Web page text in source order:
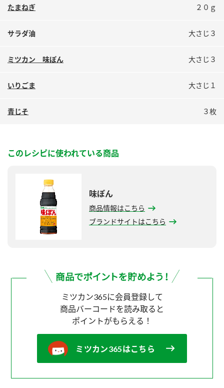
人気商品 ＋ おすすめレシピ
たまねぎ ２０ｇ
サラダ油 大さじ３
ミツカン 味ぽん 大さじ３
いりごま 大さじ１
青じそ ３枚
このレシピに使われている商品
味ぽん
商品情報はこちら
ブランドサイトはこちら
ミツカン365に会員登録して
商品バーコードを読み取ると
ポイントがもらえる！
ミツカン365はこちら